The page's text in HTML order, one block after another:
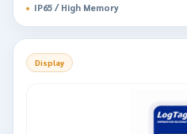
IP65 / High Memory
Display